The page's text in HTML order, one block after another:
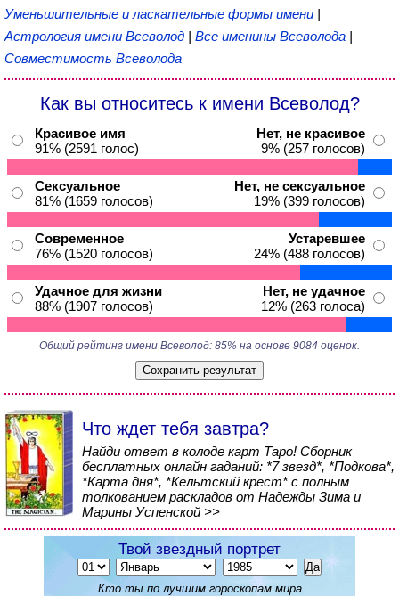
Уменьшительные и ласкательные формы имени |
Астрология имени Всеволод | Все именины Всеволода |
Совместимость Всеволода
Как вы относитесь к имени Всеволод?
Красивое имя
91% (2591 голос)
Нет, не красивое
9% (257 голосов)
Сексуальное
81% (1659 голосов)
Нет, не сексуальное
19% (399 голосов)
Современное
76% (1520 голосов)
Устаревшее
24% (488 голосов)
Удачное для жизни
88% (1907 голосов)
Нет, не удачное
12% (263 голоса)
Общий рейтинг имени Всеволод: 85% на основе 9084 оценок.
Что ждет тебя завтра?
Найди ответ в колоде карт Таро! Сборник
бесплатных онлайн гаданий: *7 звезд*, *Подкова*,
*Карта дня*, *Кельтский крест* с полным
толкованием раскладов от Надежды Зима и
Марины Успенской >>
Твой звездный портрет
Кто ты по лучшим гороскопам мира